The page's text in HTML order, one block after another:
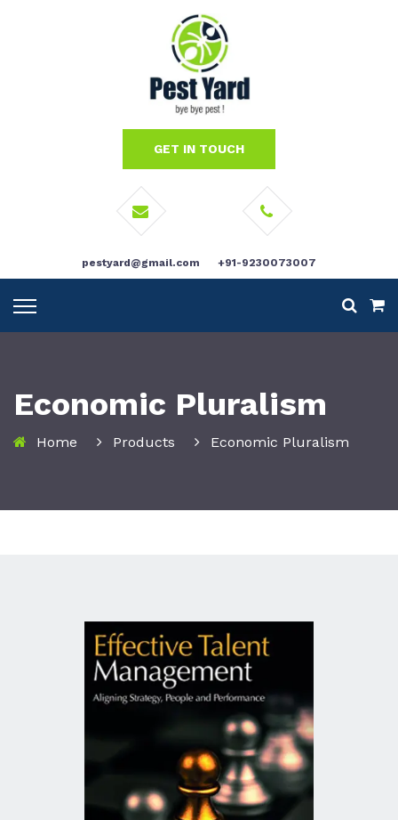
GET IN TOUCH
pestyard@gmail.com +91-9230073007
Economic Pluralism
Home Products Economic Pluralism